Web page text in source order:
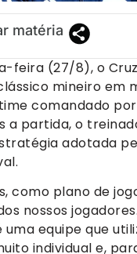
matéria
feira (27/8), o
mineiro em
comandado
a partida, o
adotada
como plano de
nossos
equipe que
individual e,